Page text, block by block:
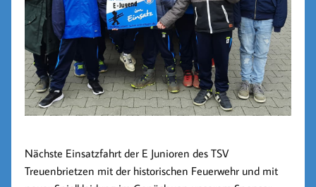
Nächste Einsatzfahrt der E Junioren des TSV
Treuenbrietzen mit der historischen Feuerwehr und mit